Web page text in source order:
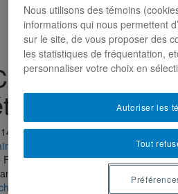
Activités
Publications
Nous joindre
de
(CRÉ)
2027
Hamrouni
Dominique Leydet
Fonds de recherche du Québec –
institutionnel, Université de
en éthique
. Ce groupe est,
Nous utilisons des témoins
informations qui nous permettent
sur le site, de vous proposer des
les statistiques de fréquentation,
personnaliser votre choix en
Tout
Autoriser les